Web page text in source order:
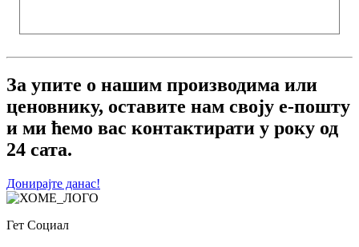
За упите о нашим производима или
ценовнику, оставите нам своју е-пошту
и ми ћемо вас контактирати у року од
24 сата.
Донирајте данас!
Гет Социал